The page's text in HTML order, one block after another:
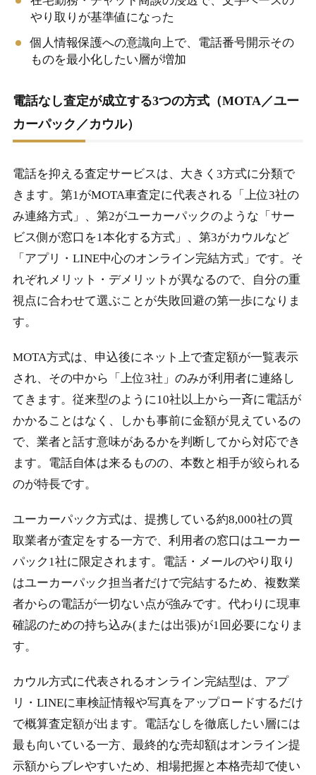
やり取りが基準値になった
個人情報保護への意識向上で、電話番号開示その
ものを最小化したい層が増加
電話なし査定が成立する3つの方式（MOTA／ユー
カーパック／カウル）
電話を抑える査定サービスは、大きく3方式に分類で
きます。第1がMOTA車査定に代表される「上位3社の
み連絡方式」、第2がユーカーパックのような「サー
ビス側が窓口を1本化する方式」、第3がカウルなど
「アプリ・LINE中心のオンライン完結方式」です。そ
れぞれメリット・デメリットが異なるので、自分の重
視点に合わせて選ぶことが失敗回避の第一歩になりま
す。
MOTA方式は、申込後にネット上で査定額が一覧表示
され、その中から「上位3社」のみが利用者に連絡し
てきます。従来型のように10社以上から一斉に電話が
かかることはなく、しかも事前に金額が見えているの
で、業者と話す意味があるかを判断してから対応でき
ます。電話自体は来るものの、本数と相手が絞られる
のが特長です。
ユーカーパック方式は、提携している約8,000社の買
取業者が査定をする一方で、利用者の窓口はユーカー
パック1社に限定されます。電話・メールのやり取り
はユーカーパック担当者だけで完結するため、複数業
者からの電話が一切ない点が強みです。代わりに現車
確認のための持ち込み(または出張)が1回必要になりま
す。
カウル方式に代表されるオンライン完結型は、アプ
リ・LINEに車検証情報や写真をアップロードするだけ
で概算査定額が出ます。電話なしを徹底したい層には
最も向いている一方、最終的な売却額はオンライン提
示額からブレやすいため、相場把握と本格売却で使い